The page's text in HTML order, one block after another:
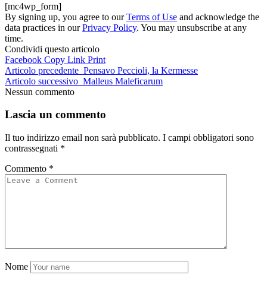
[mc4wp_form]
By signing up, you agree to ourTerms of Use and acknowledge the
data practices in ourPrivacy Policy. You may unsubscribe at any
time.
Condividi questo articolo
Facebook Copy Link Print
Articolo precedente Pensavo Peccioli, la Kermesse
Articolo successivo Malleus Maleficarum
Nessun commento
Lascia un commento
Il tuo indirizzo email non sarà pubblicato. I campi obbligatori sono
contrassegnati *
Commento *
Nome